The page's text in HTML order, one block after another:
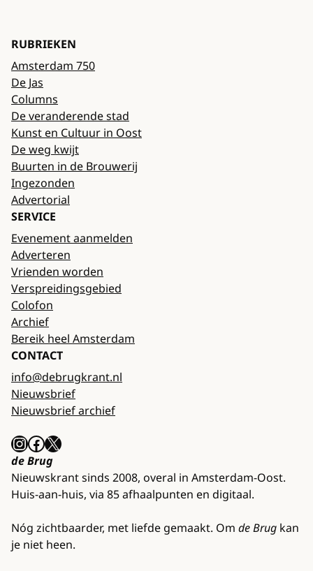
RUBRIEKEN
Amsterdam 750
De Jas
Columns
De veranderende stad
Kunst en Cultuur in Oost
De weg kwijt
Buurten in de Brouwerij
Ingezonden
Advertorial
SERVICE
Evenement aanmelden
Adverteren
Vrienden worden
Verspreidingsgebied
Colofon
Archief
Bereik heel Amsterdam
CONTACT
info@debrugkrant.nl
Nieuwsbrief
Nieuwsbrief archief
InstagramFacebook X
de Brug
Nieuwskrant sinds 2008, overal in Amsterdam-Oost.
Huis-aan-huis, via 85 afhaalpunten en digitaal.
Nóg zichtbaarder, met liefde gemaakt. Om de Brug kan
je niet heen.